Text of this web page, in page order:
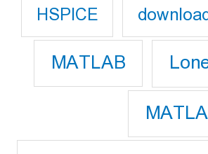
HSPICE
MATLAB